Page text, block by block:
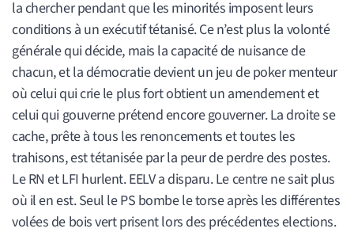
la chercher pendant que les minorités imposent leurs
conditions à un exécutif tétanisé. Ce n’est plus la volonté
générale qui décide, mais la capacité de nuisance de
chacun, et la démocratie devient un jeu de poker menteur
où celui qui crie le plus fort obtient un amendement et
celui qui gouverne prétend encore gouverner. La droite se
cache, prête à tous les renoncements et toutes les
trahisons, est tétanisée par la peur de perdre des postes.
Le RN et LFI hurlent. EELV a disparu. Le centre ne sait plus
où il en est. Seul le PS bombe le torse après les différentes
volées de bois vert prisent lors des précédentes elections.